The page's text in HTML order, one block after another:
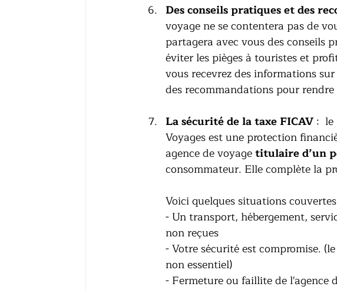
Des conseils pratiques et des
voyage ne se contentera pas de
partagera avec vous des conseils
éviter les pièges à touristes et
vous recevrez des informations
des recommandations pour
La sécurité de la taxe FICAV :  le
Voyages est une protection
agence de voyage titulaire d’un
consommateur. Elle complète la
Voici quelques situations
- Un transport, hébergement,
non reçues
- Votre sécurité est compromise.
non essentiel)
- Fermeture ou faillite de l'agence